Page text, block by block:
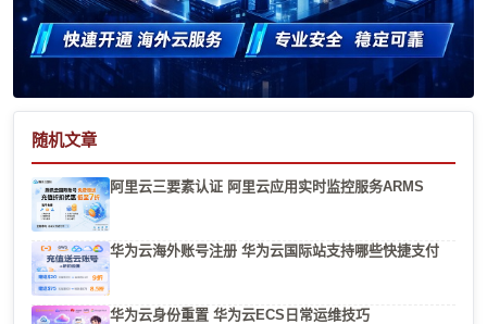
随机文章
阿里云三要素认证 阿里云应用实时监控服务ARMS
华为云海外账号注册 华为云国际站支持哪些快捷支付
华为云身份重置 华为云ECS日常运维技巧